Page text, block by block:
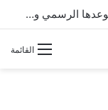
القائمة